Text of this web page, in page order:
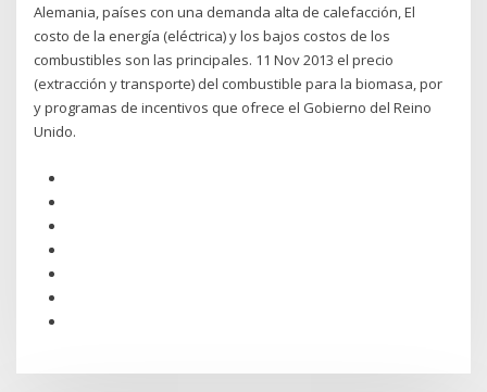
Alemania, países con una demanda alta de calefacción, El
costo de la energía (eléctrica) y los bajos costos de los
combustibles son las principales. 11 Nov 2013 el precio
(extracción y transporte) del combustible para la biomasa, por
y programas de incentivos que ofrece el Gobierno del Reino
Unido.